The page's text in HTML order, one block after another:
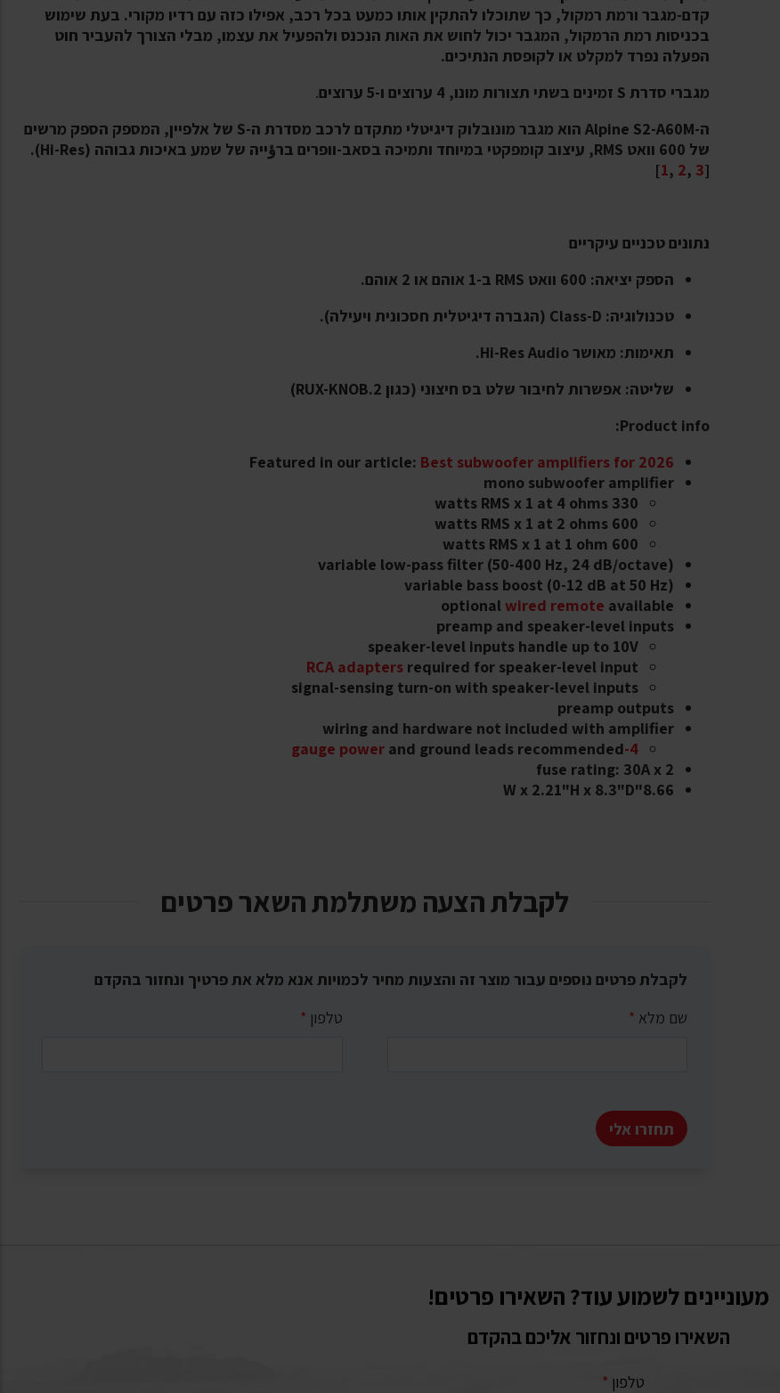
קדם-מגבר ורמת רמקול, כך שתוכלו להתקין אותו כמעט בכל רכב, אפילו כזה עם רדיו מקורי. בעת שימוש
בכניסות רמת הרמקול, המגבר יכול לחוש את האות הנכנס ולהפעיל את עצמו, מבלי הצורך להעביר חוט
הפעלה נפרד למקלט או לקופסת הנתיכים.
מגברי סדרת S זמינים בשתי תצורות מונו, 4 ערוצים ו-5 ערוצים
.
ה-Alpine S2-A60M
הוא מגבר מונובלוק דיגיטלי מתקדם לרכב מסדרת ה-S של אלפיין
, המספק הספק מרשים
של 600 וואט RMS, עיצוב קומפקטי במיוחד ותמיכה בסאב-וופרים ברؤייה של שמע באיכות גבוהה (Hi-Res).
[
1, 2, 3
]
נתונים טכניים עיקריים
הספק יציאה: 600 וואט RMS ב-1 אוהם או 2 אוהם.
טכנולוגיה: Class-D (הגברה דיגיטלית חסכונית ויעילה).
תאימות: מאושר Hi-Res Audio.
שליטה: אפשרות לחיבור שלט בס חיצוני (כגון RUX-KNOB.2)
Product info:
Featured in our article: Best subwoofer amplifiers for 2026
mono subwoofer amplifier
330 watts RMS x 1 at 4 ohms
600 watts RMS x 1 at 2 ohms
600 watts RMS x 1 at 1 ohm
variable low-pass filter (50-400 Hz, 24 dB/octave)
variable bass boost (0-12 dB at 50 Hz)
optionalwired remote available
preamp and speaker-level inputs
speaker-level inputs handle up to 10V
RCA adapters required for speaker-level input
signal-sensing turn-on with speaker-level inputs
preamp outputs
wiring and hardware not included with amplifier
4-gauge power
and ground leads recommended
fuse rating: 30A x 2
8.66"W x 2.21"H x 8.3"D
לקבלת הצעה משתלמת השאר פרטים
לקבלת פרטים נוספים עבור מוצר זה והצעות מחיר לכמויות אנא מלא את פרטיך ונחזור בהקדם
שם מלא * טלפון *
תחזרו אלי
מעוניינים לשמוע עוד? השאירו פרטים!
השאירו פרטים ונחזור אליכם בהקדם
טלפון *